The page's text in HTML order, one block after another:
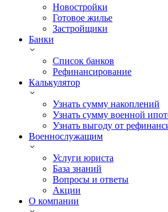
Новостройки
Готовое жилье
Застройщики
Банки
Список банков
Рефинансирование
Калькулятор
Узнать сумму накоплений
Узнать сумму военной
Узнать выгоду от
Военнослужащим
Услуги юриста
База знаний
Вопросы и ответы
Акции
О компании